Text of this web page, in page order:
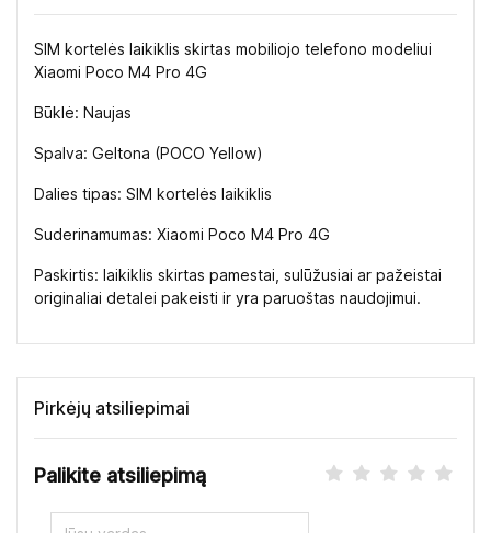
SIM kortelės laikiklis skirtas mobiliojo telefono modeliui
Xiaomi Poco M4 Pro 4G
Būklė: Naujas
Spalva: Geltona (POCO Yellow)
Dalies tipas: SIM kortelės laikiklis
Suderinamumas: Xiaomi Poco M4 Pro 4G
Paskirtis: laikiklis skirtas pamestai, sulūžusiai ar pažeistai
originaliai detalei pakeisti ir yra paruoštas naudojimui.
Pirkėjų atsiliepimai
Palikite atsiliepimą